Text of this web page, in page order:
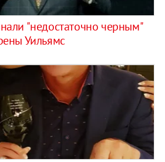
"недостаточно черным"
Уильямс